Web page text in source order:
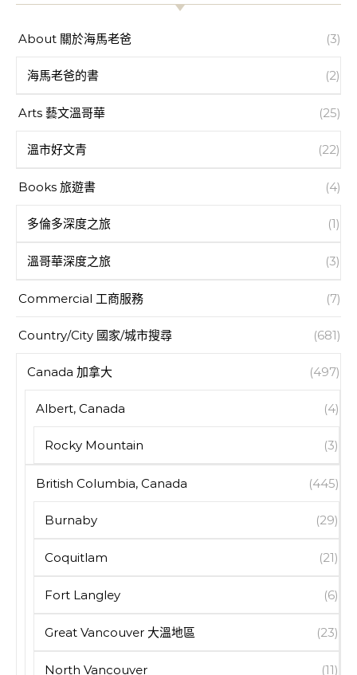
About 關於海馬老爸 (3)
海馬老爸的書 (2)
Arts 藝文溫哥華 (25)
溫市好文青 (22)
Books 旅遊書 (4)
多倫多深度之旅 (1)
溫哥華深度之旅 (3)
Commercial 工商服務 (7)
Country/City 國家/城市搜尋 (681)
Canada 加拿大 (497)
Albert, Canada (4)
Rocky Mountain (3)
British Columbia, Canada (445)
Burnaby (29)
Coquitlam (21)
Fort Langley (6)
Great Vancouver 大溫地區 (23)
North Vancouver (11)